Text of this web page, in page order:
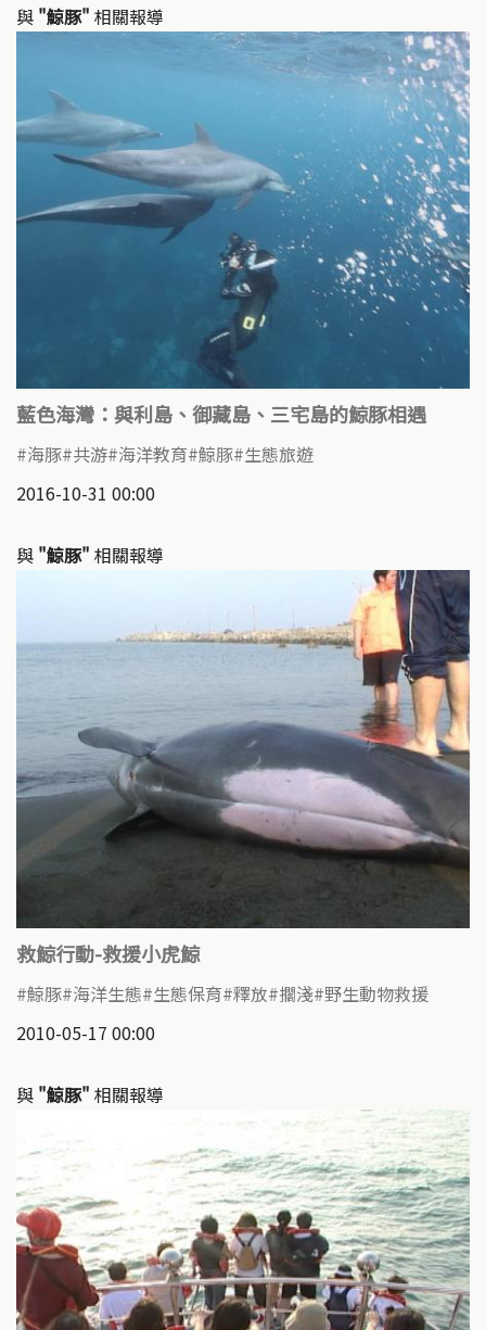
k o
k
與 "鯨豚" 相關報導
藍色海灣：與利島、御藏島、三宅島的鯨豚相遇
海豚 共游 海洋教育 鯨豚 生態旅遊
2016-10-31 00:00
與 "鯨豚" 相關報導
救鯨行動-救援小虎鯨
鯨豚 海洋生態 生態保育 釋放 擱淺 野生動物救援
2010-05-17 00:00
與 "鯨豚" 相關報導